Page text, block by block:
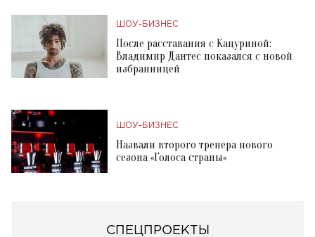
ШОУ-БИЗНЕС
После расставания с Кацуриной:
Владимир Дантес показался с новой
избранницей
ШОУ-БИЗНЕС
Назвали второго тренера нового
сезона «Голоса страны»
СПЕЦПРОЕКТЫ